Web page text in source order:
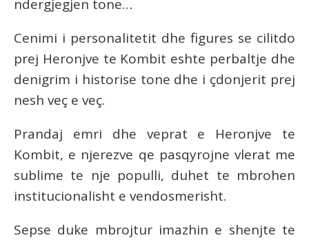
ndergjegjen tone…
Cenimi i personalitetit dhe figures se cilitdo
prej Heronjve te Kombit eshte perbaltje dhe
denigrim i historise tone dhe i çdonjerit prej
nesh veç e veç.
Prandaj emri dhe veprat e Heronjve te
Kombit, e njerezve qe pasqyrojne vlerat me
sublime te nje populli, duhet te mbrohen
institucionalisht e vendosmerisht.
Sepse duke mbrojtur imazhin e shenjte te